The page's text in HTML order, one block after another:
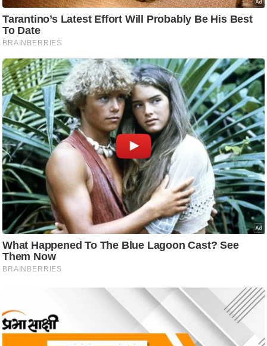
टी
/
फै
न
घ
रे
लू
नु
स्खे
प
र्य
ट
न
स्थ
ल
फि
स
मं